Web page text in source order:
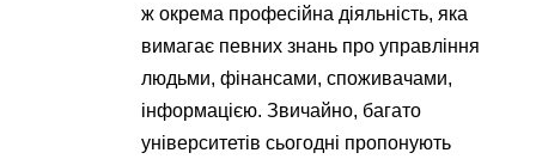
ж окрема професійна діяльність, яка
вимагає певних знань про управління
людьми, фінансами, споживачами,
інформацією. Звичайно, багато
університетів сьогодні пропонують